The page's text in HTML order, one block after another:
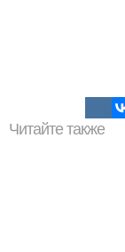
Читайте также